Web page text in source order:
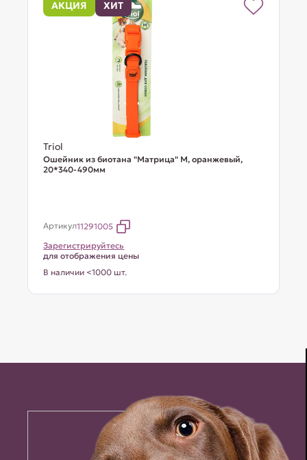
АКЦИЯ ХИТ
Triol
Ошейник из биотана "Матрица" M, оранжевый,
20*340-490мм
Артикул11291005
Зарегистрируйтесь
для отображения цены
В наличии <1000 шт.